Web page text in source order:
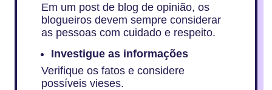
Em um post de blog de opinião, os
blogueiros devem sempre considerar
as pessoas com cuidado e respeito.
Investigue as informações
Verifique os fatos e considere
possíveis vieses.